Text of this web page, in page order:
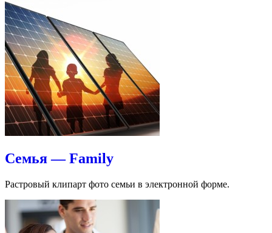
Семья — Family
Растровый клипарт фото семьи в электронной форме.